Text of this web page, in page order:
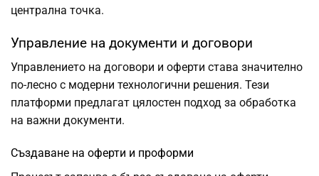
централна точка.
Управление на документи и договори
Управлението на договори и оферти става значително
по-лесно с модерни технологични решения. Тези
платформи предлагат цялостен подход за обработка
на важни документи.
Създаване на оферти и проформи